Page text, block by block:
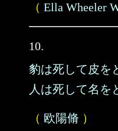
（ Ella Wheeler
10.
豹は死して皮を
人は死して名を
（ 欧陽脩 ）